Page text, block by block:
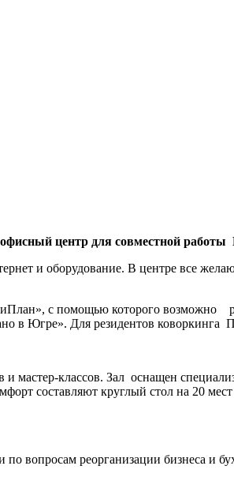
центр для совместной
и оборудование. В центре все
с помощью которого возможно
в Югре». Для резидентов коворкинга
мастер-классов. Зал оснащен
составляют круглый стол на 20
реорганизации бизнеса и